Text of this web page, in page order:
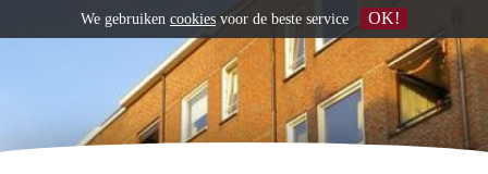
We gebruiken cookies voor de beste service OK!